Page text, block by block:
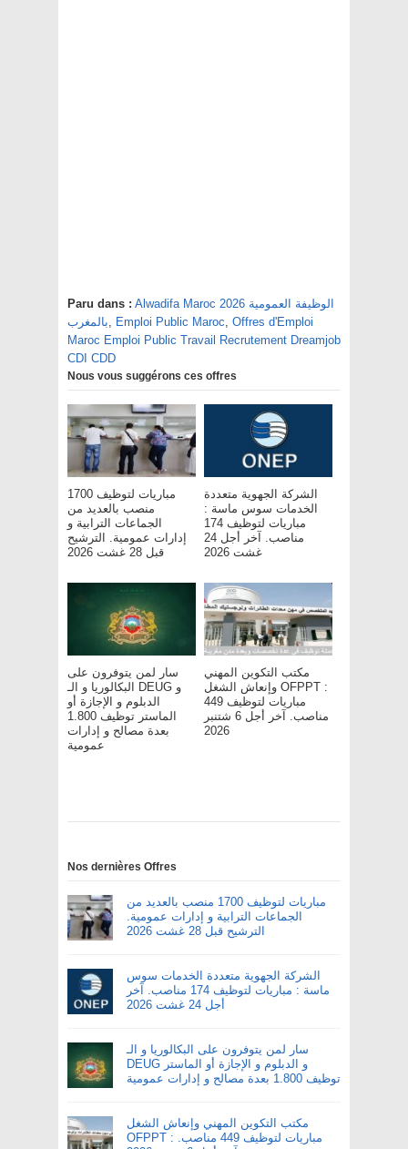
Paru dans : Alwadifa Maroc 2026 الوظيفة العمومية
بالمغرب, Emploi Public Maroc, Offres d'Emploi
Maroc Emploi Public Travail Recrutement Dreamjob
CDI CDD
Nous vous suggérons ces offres
مباريات لتوظيف 1700
منصب بالعديد من
الجماعات الترابية و
إدارات عمومية. الترشيح
قبل 28 غشت 2026
الشركة الجهوية متعددة
الخدمات سوس ماسة :
مباريات لتوظيف 174
مناصب. آخر أجل 24
غشت 2026
سار لمن يتوفرون على
البكالوريا و الـ DEUG و
الدبلوم و الإجازة أو
الماستر توظيف 1.800
بعدة مصالح و إدارات
عمومية
مكتب التكوين المهني
وإنعاش الشغل OFPPT :
مباريات لتوظيف 449
مناصب. آخر أجل 6 شتنبر
2026
Nos dernières Offres
مباريات لتوظيف 1700 منصب بالعديد من
الجماعات الترابية و إدارات عمومية.
الترشيح قبل 28 غشت 2026
الشركة الجهوية متعددة الخدمات سوس
ماسة : مباريات لتوظيف 174 مناصب. آخر
أجل 24 غشت 2026
سار لمن يتوفرون على البكالوريا و الـ
DEUG و الدبلوم و الإجازة أو الماستر
توظيف 1.800 بعدة مصالح و إدارات عمومية
مكتب التكوين المهني وإنعاش الشغل
OFPPT : مباريات لتوظيف 449 مناصب.